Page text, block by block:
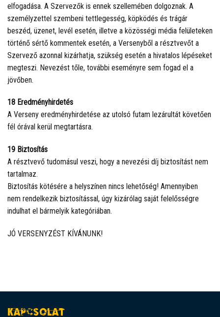
elfogadása. A Szervezők is ennek szellemében dolgoznak. A
személyzettel szembeni tettlegesség, köpködés és trágár
beszéd, üzenet, levél esetén, illetve a közösségi média felületeken
történő sértő kommentek esetén, a Versenyből a résztvevőt a
Szervező azonnal kizárhatja, szükség esetén a hivatalos lépéseket
megteszi. Nevezést tőle, további eseményre sem fogad el a
jövőben.
18 Eredményhirdetés
A Verseny eredményhirdetése az utolsó futam lezárultát követően
fél órával kerül megtartásra.
19 Biztosítás
A résztvevő tudomásul veszi, hogy a nevezési díj biztosítást nem
tartalmaz.
Biztosítás kötésére a helyszínen nincs lehetőség! Amennyiben
nem rendelkezik biztosítással, úgy kizárólag saját felelősségre
indulhat el bármelyik kategóriában.
JÓ VERSENYZÉST KÍVÁNUNK!
KAPCSOLAT